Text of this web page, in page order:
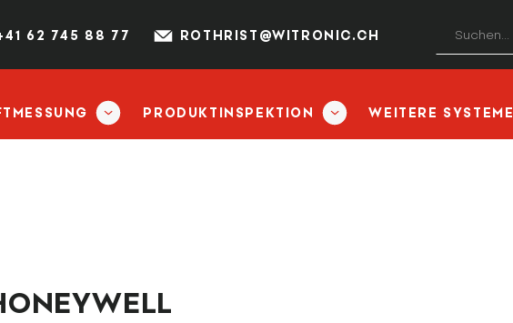
62 745 88 77 ROTHRIST@WITRONIC.CH
PRODUKTINSPEKTION WEITERE SYSTEME